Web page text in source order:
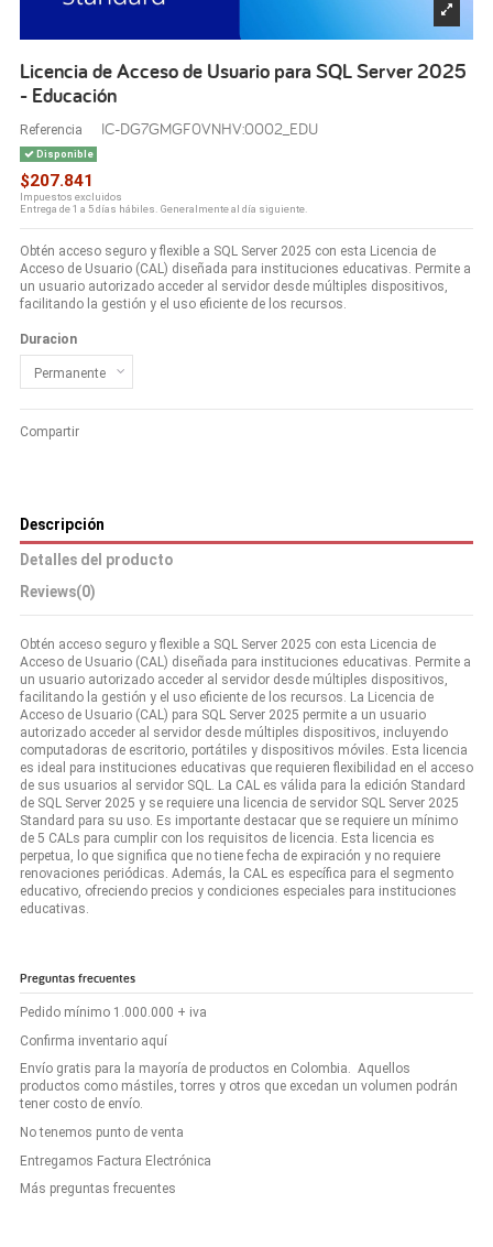
Licencia de Acceso de Usuario para SQL Server 2025
- Educación
Referencia IC-DG7GMGF0VNHV:0002_EDU
Disponible
$207.841
Impuestos excluidos
Entrega de 1 a 5 días hábiles. Generalmente al día siguiente.
Obtén acceso seguro y flexible a SQL Server 2025 con esta Licencia de
Acceso de Usuario (CAL) diseñada para instituciones educativas. Permite a
un usuario autorizado acceder al servidor desde múltiples dispositivos,
facilitando la gestión y el uso eficiente de los recursos.
Duracion
Compartir
Descripción
Detalles del producto
Reviews(0)
Obtén acceso seguro y flexible a SQL Server 2025 con esta Licencia de
Acceso de Usuario (CAL) diseñada para instituciones educativas. Permite a
un usuario autorizado acceder al servidor desde múltiples dispositivos,
facilitando la gestión y el uso eficiente de los recursos. La Licencia de
Acceso de Usuario (CAL) para SQL Server 2025 permite a un usuario
autorizado acceder al servidor desde múltiples dispositivos, incluyendo
computadoras de escritorio, portátiles y dispositivos móviles. Esta licencia
es ideal para instituciones educativas que requieren flexibilidad en el acceso
de sus usuarios al servidor SQL. La CAL es válida para la edición Standard
de SQL Server 2025 y se requiere una licencia de servidor SQL Server 2025
Standard para su uso. Es importante destacar que se requiere un mínimo
de 5 CALs para cumplir con los requisitos de licencia. Esta licencia es
perpetua, lo que significa que no tiene fecha de expiración y no requiere
renovaciones periódicas. Además, la CAL es específica para el segmento
educativo, ofreciendo precios y condiciones especiales para instituciones
educativas.
Preguntas frecuentes
Pedido mínimo 1.000.000 + iva
Confirma inventario aquí
Envío gratis para la mayoría de productos en Colombia. Aquellos
productos como mástiles, torres y otros que excedan un volumen podrán
tener costo de envío.
No tenemos punto de venta
Entregamos Factura Electrónica
Más preguntas frecuentes